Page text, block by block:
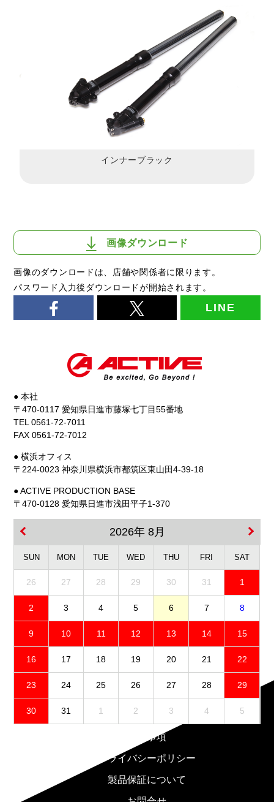
インナーブラック
画像ダウンロード
画像のダウンロードは、店舗や関係者に限ります。
パスワード入力後ダウンロードが開始されます。
LINE
● 本社
〒470-0117 愛知県日進市藤塚七丁目55番地
TEL 0561-72-7011
FAX 0561-72-7012
● 横浜オフィス
〒224-0023 神奈川県横浜市都筑区東山田4-39-18
● ACTIVE PRODUCTION BASE
〒470-0128 愛知県日進市浅田平子1-370
2026年 8月
SUN MON TUE WED THU FRI SAT
26 27 28 29 30 31 1
2 3 4 5 6 7 8
9 10 11 12 13 14 15
16 17 18 19 20 21 22
23 24 25 26 27 28 29
30 31 1 2 3 4 5
免責事項
プライバシーポリシー
製品保証について